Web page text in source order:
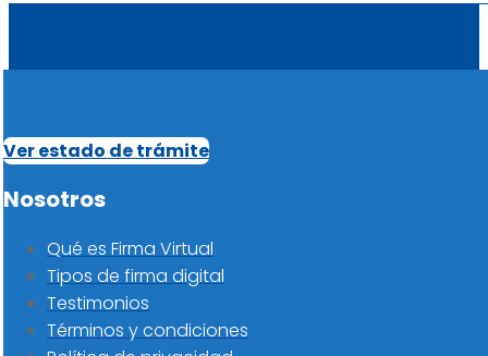
Ver estado de trámite
Nosotros
Qué es Firma Virtual
Tipos de firma digital
Testimonios
Términos y condiciones